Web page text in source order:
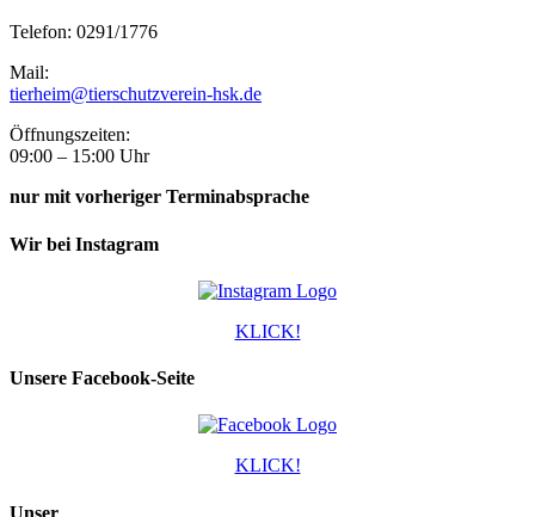
Telefon: 0291/1776
Mail:
tierheim@tierschutzverein-hsk.de
Öffnungszeiten:
09:00 – 15:00 Uhr
nur mit vorheriger Terminabsprache
Wir bei Instagram
KLICK!
Unsere Facebook-Seite
KLICK!
Unser